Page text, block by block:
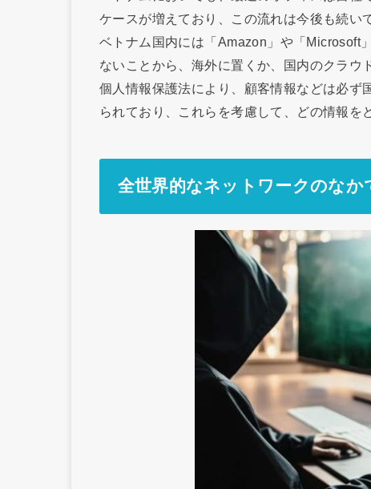
ケースが増えており、この流れは今後も続い
ベトナム国内には「Amazon」や「Microsoft
ないことから、海外に置くか、国内のクラウ
個人情報保護法により、顧客情報などは必ず
られており、これらを考慮して、どの情報を
全世界的なネットワークのな